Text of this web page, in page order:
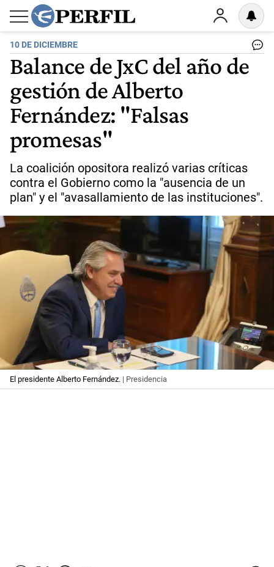
10 DE DICIEMBRE
Balance de JxC del año de
gestión de Alberto
Fernández: "Falsas
promesas"
La coalición opositora realizó varias críticas
contra el Gobierno como la "ausencia de un
plan" y el "avasallamiento de las instituciones".
El presidente Alberto Fernández. | Presidencia